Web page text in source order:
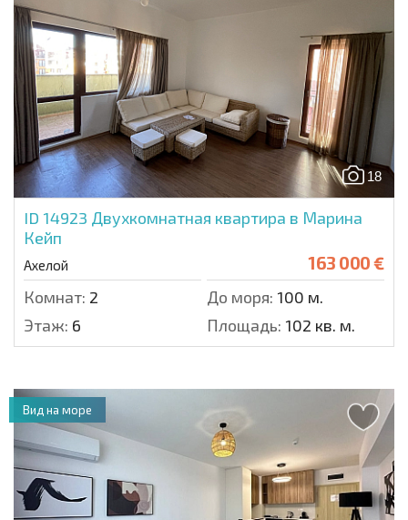
18
ID 14923 Двухкомнатная квартира в Марина
Кейп
Ахелой 163 000 €
Комнат: 2 До моря: 100 м.
Этаж: 6 Площадь: 102 кв. м.
Вид на море